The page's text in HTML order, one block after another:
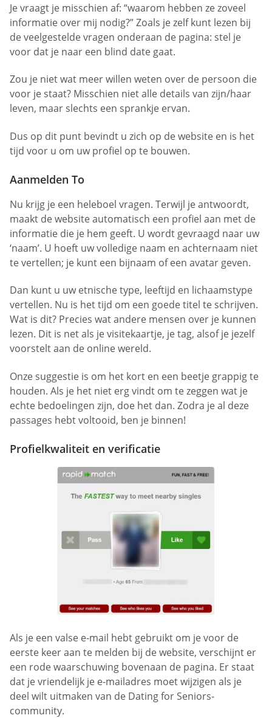
Je vraagt je misschien af: “waarom hebben ze zoveel
informatie over mij nodig?” Zoals je zelf kunt lezen bij
de veelgestelde vragen onderaan de pagina: stel je
voor dat je naar een blind date gaat.
Zou je niet wat meer willen weten over de persoon die
voor je staat? Misschien niet alle details van zijn/haar
leven, maar slechts een sprankje ervan.
Dus op dit punt bevindt u zich op de website en is het
tijd voor u om uw profiel op te bouwen.
Aanmelden To
Nu krijg je een heleboel vragen. Terwijl je antwoordt,
maakt de website automatisch een profiel aan met de
informatie die je hem geeft. U wordt gevraagd naar uw
‘naam’. U hoeft uw volledige naam en achternaam niet
te vertellen; je kunt een bijnaam of een avatar geven.
Dan kunt u uw etnische type, leeftijd en lichaamstype
vertellen. Nu is het tijd om een goede titel te schrijven.
Wat is dit? Precies wat andere mensen over je kunnen
lezen. Dit is net als je visitekaartje, je tag, alsof je jezelf
voorstelt aan de online wereld.
Onze suggestie is om het kort en een beetje grappig te
houden. Als je het niet erg vindt om te zeggen wat je
echte bedoelingen zijn, doe het dan. Zodra je al deze
passages hebt voltooid, ben je binnen!
Profielkwaliteit en verificatie
Als je een valse e-mail hebt gebruikt om je voor de
eerste keer aan te melden bij de website, verschijnt er
een rode waarschuwing bovenaan de pagina. Er staat
dat je vriendelijk je e-mailadres moet wijzigen als je
deel wilt uitmaken van de Dating for Seniors-
community.